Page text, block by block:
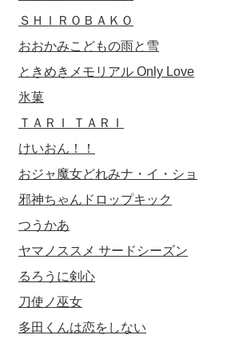
ＳＨＩＲＯＢＡＫＯ
おおかみこどもの雨と雪
ときめきメモリアル Only Love
氷菓
ＴＡＲＩ ＴＡＲＩ
けいおん！！
おジャ魔女どれみナ・イ・ショ
邪神ちゃんドロップキック
つうかあ
ヤマノススメ サードシーズン
るろうに剣心
刀使ノ巫女
多田くんは恋をしない